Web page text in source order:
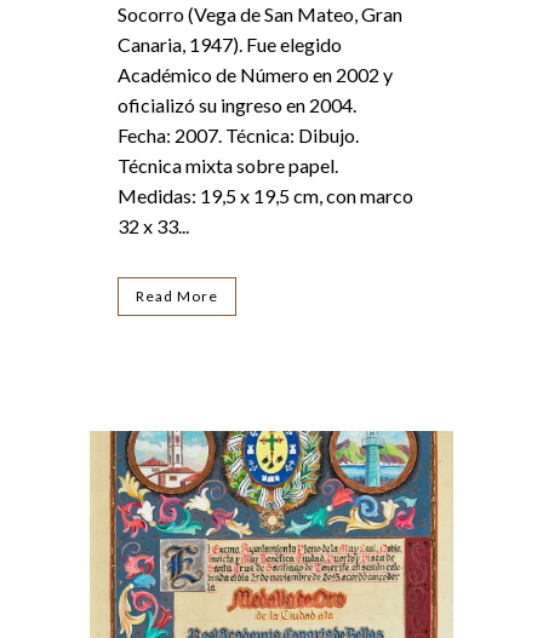
Socorro (Vega de San Mateo, Gran
Canaria, 1947). Fue elegido
Académico de Número en 2002 y
oficializó su ingreso en 2004.
Fecha: 2007. Técnica: Dibujo.
Técnica mixta sobre papel.
Medidas: 19,5 x 19,5 cm, con marco
32 x 33...
Read More